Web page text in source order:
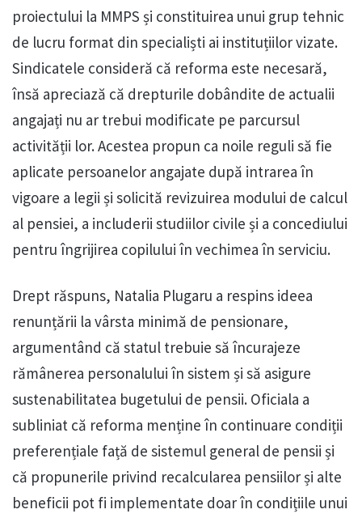
proiectului la MMPS și constituirea unui grup tehnic
de lucru format din specialiști ai instituțiilor vizate.
Sindicatele consideră că reforma este necesară,
însă apreciază că drepturile dobândite de actualii
angajați nu ar trebui modificate pe parcursul
activității lor. Acestea propun ca noile reguli să fie
aplicate persoanelor angajate după intrarea în
vigoare a legii și solicită revizuirea modului de calcul
al pensiei, a includerii studiilor civile și a concediului
pentru îngrijirea copilului în vechimea în serviciu.
Drept răspuns, Natalia Plugaru a respins ideea
renunțării la vârsta minimă de pensionare,
argumentând că statul trebuie să încurajeze
rămânerea personalului în sistem și să asigure
sustenabilitatea bugetului de pensii. Oficiala a
subliniat că reforma menține în continuare condiții
preferențiale față de sistemul general de pensii și
că propunerile privind recalcularea pensiilor și alte
beneficii pot fi implementate doar în condițiile unui